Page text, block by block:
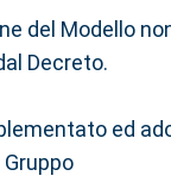
del Modello
Decreto.
ed